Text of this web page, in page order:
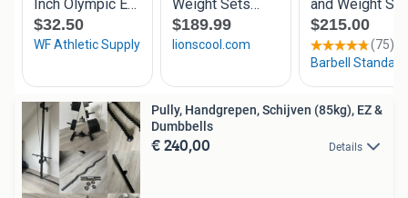
Pully, Handgrepen, Schijven (85kg), EZ &
Dumbbells
€ 240,00 Details